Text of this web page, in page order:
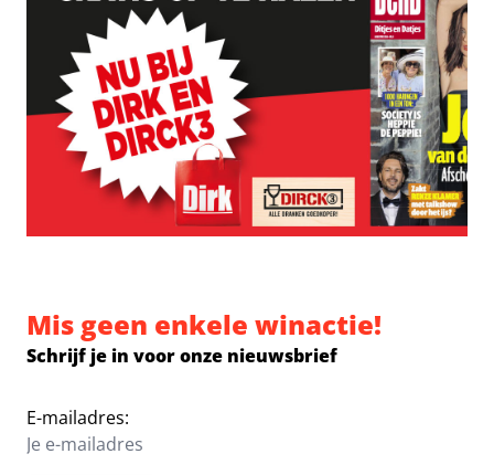
Mis geen enkele winactie!
Schrijf je in voor onze nieuwsbrief
E-mailadres: